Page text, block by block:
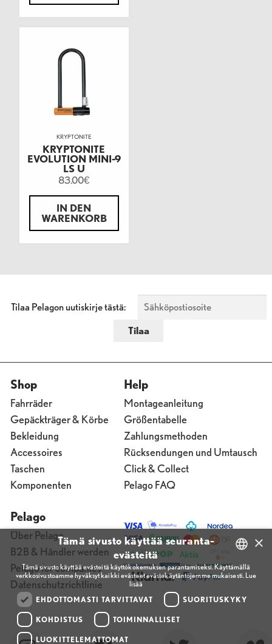
KRYPTONITE
KRYPTONITE
EVOLUTION MINI-9
LS U
83.00€
IN DEN
WARENKORB
Tilaa Pelagon uutiskirje tästä:
Shop
Fahrräder
Gepäckträger & Körbe
Bekleidung
Accessoires
Taschen
Komponenten
Help
Montageanleitung
Größentabelle
Zahlungsmethoden
Rücksendungen und Umtausch
Click & Collect
Pelago FAQ
Pelago
Über Pelago
B2B & Händler werden
Pelago for companies
Datenschutzrichtlinie
FINNISH
ENGLISH
×
Tämä sivusto käyttää seuranta-
evästeitä
Tämä sivusto käyttää evästeitä käyttökokemuksen parantamiseksi. Käyttämällä
verkkosivustoamme hyväksyt kaikki evästeet evästekäytäntöjemme mukaisesti. Lue
lisää
EHDOTTOMASTI TARVITTAVAT
SUORITUSKYKY
KOHDISTUS TOIMINNALLISET
LUOKITTELEMATTOMAT